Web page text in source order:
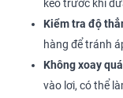
keo trước khi
Kiểm tra độ
hàng để tránh
Không xoay
vào lơi, có thể